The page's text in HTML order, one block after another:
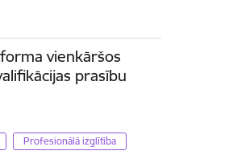
vienkāršos
prasību
Profesionālā izglītība